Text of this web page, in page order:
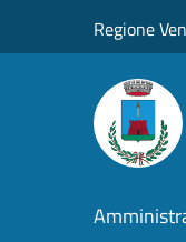
Regione